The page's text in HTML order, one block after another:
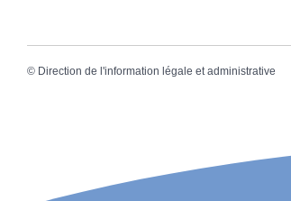
© Direction de l'information légale et administrative